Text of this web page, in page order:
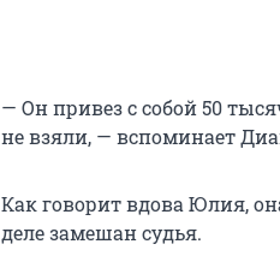
— Он привез с собой 50
не взяли, — вспоминает
Как говорит вдова Юлия,
деле замешан судья.